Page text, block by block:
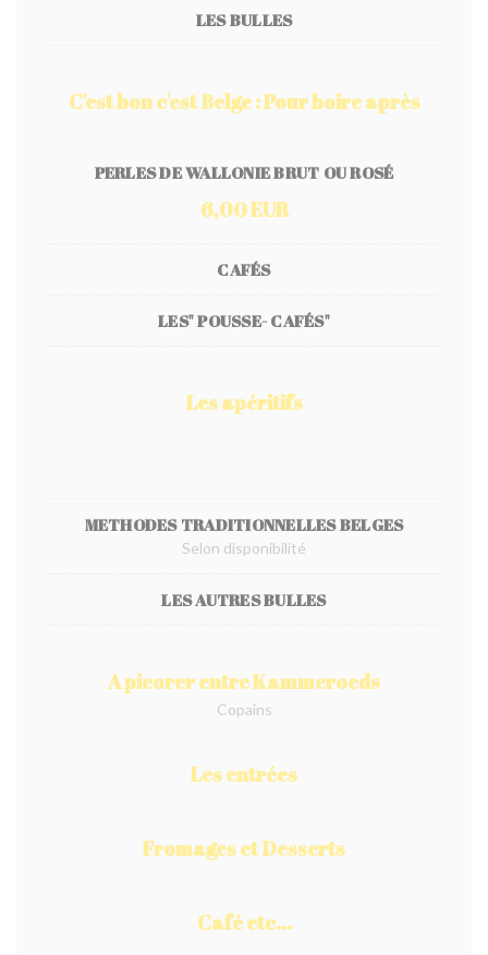
LES BULLES
C'est bon c'est Belge : Pour boire après
PERLES DE WALLONIE BRUT OU ROSÉ
6,00 EUR
CAFÉS
LES" POUSSE- CAFÉS"
Les apéritifs
METHODES TRADITIONNELLES BELGES
Selon disponibilité
LES AUTRES BULLES
A picorer entre Kammeroeds
Copains
Les entrées
Fromages et Desserts
Café etc...